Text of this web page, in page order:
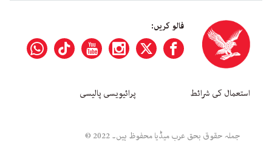
فالو کریں:
استعمال کی شرائط پرائیویسی پالیسی
جملہ حقوق بحق عرب میڈیا محفوظ ہیں۔ 2022 ©